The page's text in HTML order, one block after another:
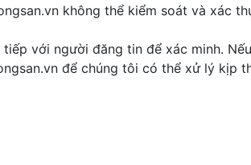
không thể kiểm soát và xác
với người đăng tin để xác minh.
để chúng tôi có thể xử lý kịp